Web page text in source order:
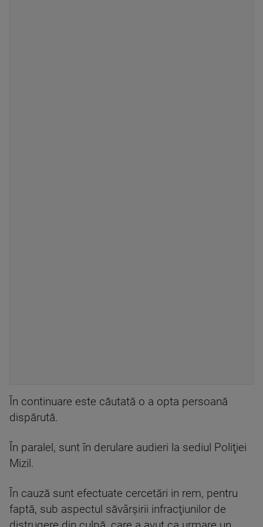
În continuare este căutată o a opta persoană
dispărută.
În paralel, sunt în derulare audieri la sediul Poliţiei
Mizil.
În cauză sunt efectuate cercetări in rem, pentru
faptă, sub aspectul săvârşirii infracţiunilor de